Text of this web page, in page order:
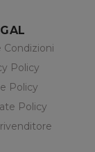
Condizioni
Policy
Policy
Policy